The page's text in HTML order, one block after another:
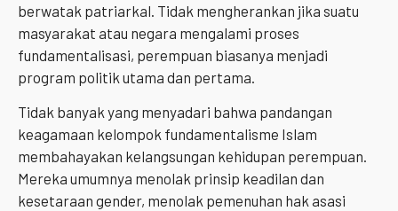
berwatak patriarkal. Tidak mengherankan jika suatu
masyarakat atau negara mengalami proses
fundamentalisasi, perempuan biasanya menjadi
program politik utama dan pertama.
Tidak banyak yang menyadari bahwa pandangan
keagamaan kelompok fundamentalisme Islam
membahayakan kelangsungan kehidupan perempuan.
Mereka umumnya menolak prinsip keadilan dan
kesetaraan gender, menolak pemenuhan hak asasi